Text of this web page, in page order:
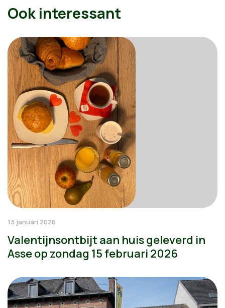
Ook interessant
13 januari 2026
Valentijnsontbijt aan huis geleverd in
Asse op zondag 15 februari 2026